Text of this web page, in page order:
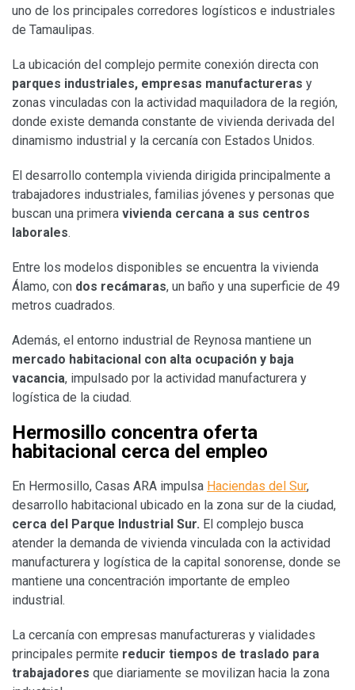
uno de los principales corredores logísticos e industriales
de Tamaulipas.
La ubicación del complejo permite conexión directa con
parques industriales, empresas manufactureras y
zonas vinculadas con la actividad maquiladora de la región,
donde existe demanda constante de vivienda derivada del
dinamismo industrial y la cercanía con Estados Unidos.
El desarrollo contempla vivienda dirigida principalmente a
trabajadores industriales, familias jóvenes y personas que
buscan una primera vivienda cercana a sus centros
laborales.
Entre los modelos disponibles se encuentra la vivienda
Álamo, con dos recámaras, un baño y una superficie de 49
metros cuadrados.
Además, el entorno industrial de Reynosa mantiene un
mercado habitacional con alta ocupación y baja
vacancia, impulsado por la actividad manufacturera y
logística de la ciudad.
Hermosillo concentra oferta
habitacional cerca del empleo
En Hermosillo, Casas ARA impulsa Haciendas del Sur,
desarrollo habitacional ubicado en la zona sur de la ciudad,
cerca del Parque Industrial Sur. El complejo busca
atender la demanda de vivienda vinculada con la actividad
manufacturera y logística de la capital sonorense, donde se
mantiene una concentración importante de empleo
industrial.
La cercanía con empresas manufactureras y vialidades
principales permite reducir tiempos de traslado para
trabajadores que diariamente se movilizan hacia la zona